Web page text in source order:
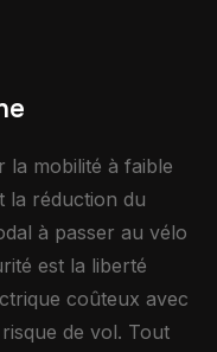
mobilité à faible
la réduction du
à passer au vélo
est la liberté
coûteux avec
de vol. Tout